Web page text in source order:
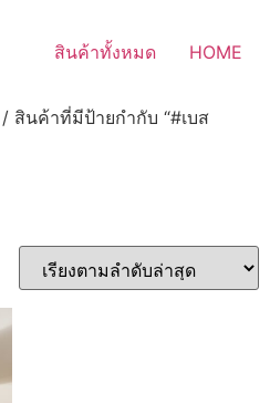
สินค้าทั้งหมด HOME
/ สินค้าที่มีป้ายกำกับ “#เบส